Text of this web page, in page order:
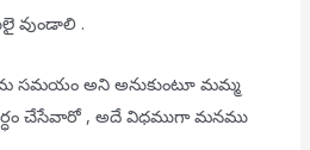
వుండాలి .
సమయం అని అనుకుంటూ మమ్మ
చేసేవారో , అదే విధముగా మనము